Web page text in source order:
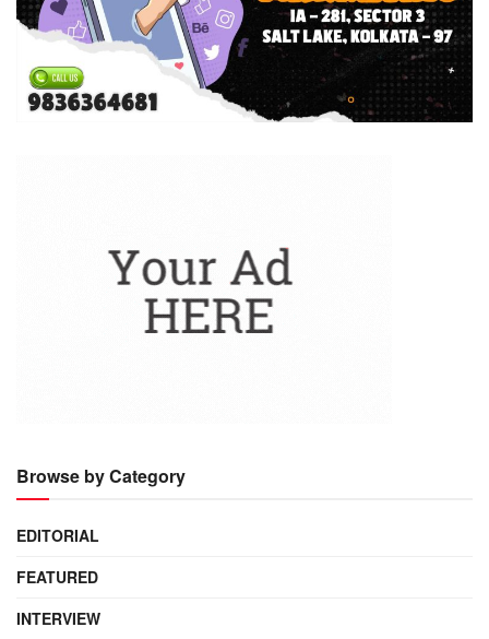
Browse by Category
EDITORIAL
FEATURED
INTERVIEW